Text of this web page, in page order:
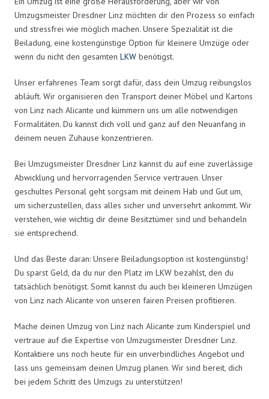
Umzugsmeister Dresdner Linz möchten dir den Prozess so einfach
und stressfrei wie möglich machen. Unsere Spezialität ist die
Beiladung, eine kostengünstige Option für kleinere Umzüge oder
wenn du nicht den gesamten LKW benötigst.
Unser erfahrenes Team sorgt dafür, dass dein Umzug reibungslos
abläuft. Wir organisieren den Transport deiner Möbel und Kartons
von Linz nach Alicante und kümmern uns um alle notwendigen
Formalitäten. Du kannst dich voll und ganz auf den Neuanfang in
deinem neuen Zuhause konzentrieren.
Bei Umzugsmeister Dresdner Linz kannst du auf eine zuverlässige
Abwicklung und hervorragenden Service vertrauen. Unser
geschultes Personal geht sorgsam mit deinem Hab und Gut um,
um sicherzustellen, dass alles sicher und unversehrt ankommt. Wir
verstehen, wie wichtig dir deine Besitztümer sind und behandeln
sie entsprechend.
Und das Beste daran: Unsere Beiladungsoption ist kostengünstig!
Du sparst Geld, da du nur den Platz im LKW bezahlst, den du
tatsächlich benötigst. Somit kannst du auch bei kleineren Umzügen
von Linz nach Alicante von unseren fairen Preisen profitieren.
Mache deinen Umzug von Linz nach Alicante zum Kinderspiel und
vertraue auf die Expertise von Umzugsmeister Dresdner Linz.
Kontaktiere uns noch heute für ein unverbindliches Angebot und
lass uns gemeinsam deinen Umzug planen. Wir sind bereit, dich
bei jedem Schritt des Umzugs zu unterstützen!